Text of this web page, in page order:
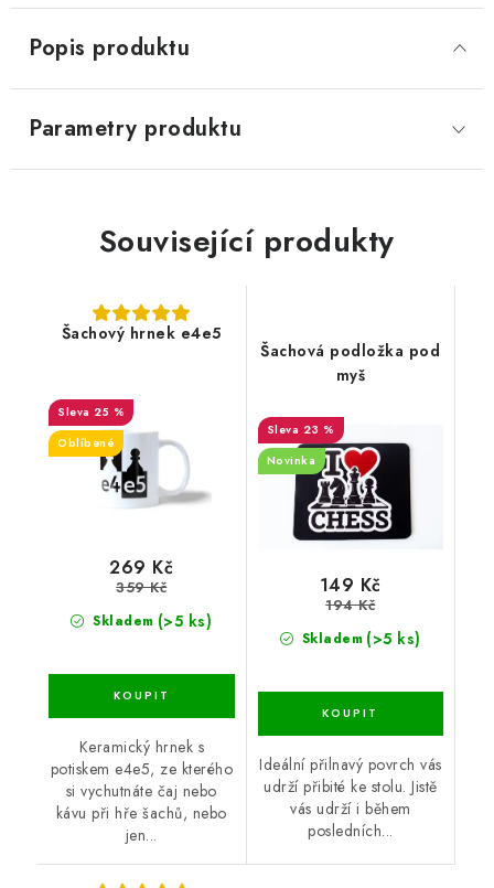
Popis produktu
Parametry produktu
Související produkty
Šachový hrnek e4e5
25 %
Oblíbené
Skladem (>5 ks)
269 Kč
359 Kč
Keramický hrnek s
potiskem e4e5, ze kterého
si vychutnáte čaj nebo
kávu při hře šachů, nebo
jen...
Šachová podložka pod
myš
23 %
Novinka
Skladem (>5 ks)
149 Kč
194 Kč
Ideální přilnavý povrch vás
udrží přibité ke stolu. Jistě
vás udrží i během
posledních...